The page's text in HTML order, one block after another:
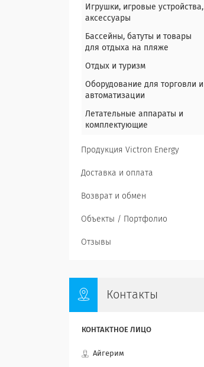
Игрушки, игровые устройства,
аксессуары
Бассейны, батуты и товары
для отдыха на пляже
Отдых и туризм
Оборудование для торговли и
автоматизации
Летательные аппараты и
комплектующие
Продукция Victron Energy
Доставка и оплата
Возврат и обмен
Объекты / Портфолио
Отзывы
Контакты
Айгерим